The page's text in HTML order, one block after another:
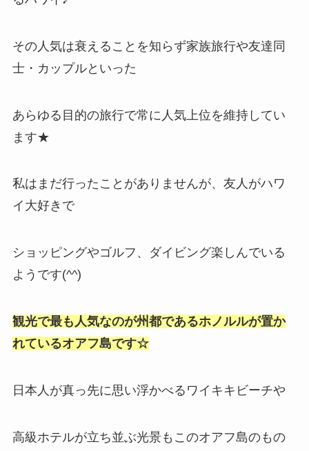
その人気は衰えることを知らず家族旅行や友達同
士・カップルといった
あらゆる目的の旅行で常に人気上位を維持してい
ます★
私はまだ行ったことがありませんが、友人がハワ
イ大好きで
ショッピングやゴルフ、ダイビング楽しんでいる
ようです(^^)
観光で最も人気なのが州都であるホノルルが置か
れているオアフ島です☆
日本人が真っ先に思い浮かべるワイキキビーチや
高級ホテルが立ち並ぶ光景もこのオアフ島のもの